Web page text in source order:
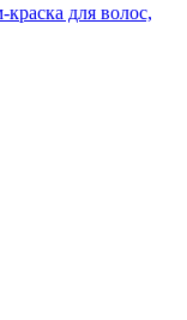
для волос,
волос